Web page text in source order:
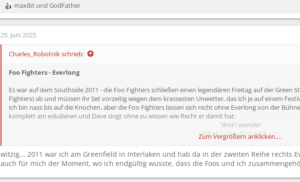
R
e
a
k
maxibt und GodFather
25. Juni 2025
Charles_Robotnik schrieb:
Foo Fighters - Everlong
Es war auf dem Southside 2011 - die Foo Fighters schließen einen legendären Freitag auf der Green
Fighters) ab und müssen ihr Set vorzeitig wegen dem krassesten Unwetter, das ich je auf einem
ich bin nass bis auf die Knochen, aber die Foo Fighters lassen sich nicht ohne Everlong von der
komplett am eskalieren und Dave singt ohne zu wissen wie Recht er damit hat:
"And I wonder
When I sing along with you
If everything could ever feel this real
If anything could ever be this good again"
Zum Vergrößern anklicken....
witzig... 2011 war ich am Greenfield in Interlaken und hab da in der zweiten Reihe rechts
auch für mich der Moment, wo ich endgültig wusste, dass die Foos und ich